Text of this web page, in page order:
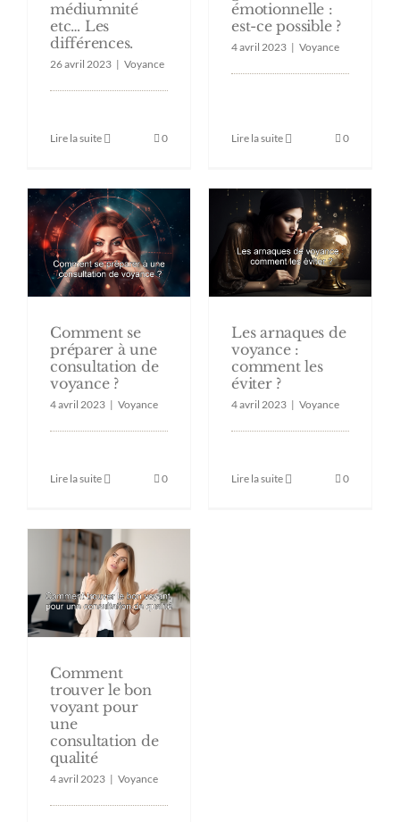
médiumnité
etc… Les
différences.
26 avril 2023 | Voyance
Lire la suite 0
émotionnelle :
est-ce possible ?
4 avril 2023 | Voyance
Lire la suite 0
Comment se
préparer à une
consultation de
voyance ?
4 avril 2023 | Voyance
Lire la suite 0
Les arnaques de
voyance :
comment les
éviter ?
4 avril 2023 | Voyance
Lire la suite 0
Comment
trouver le bon
voyant pour
une
consultation de
qualité
4 avril 2023 | Voyance